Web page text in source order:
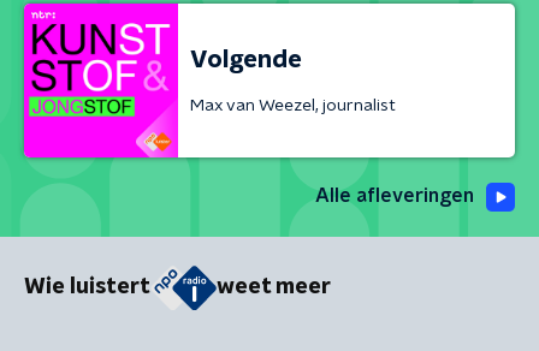
Volgende
Max van Weezel, journalist
Alle afleveringen
Wie luistert weet meer